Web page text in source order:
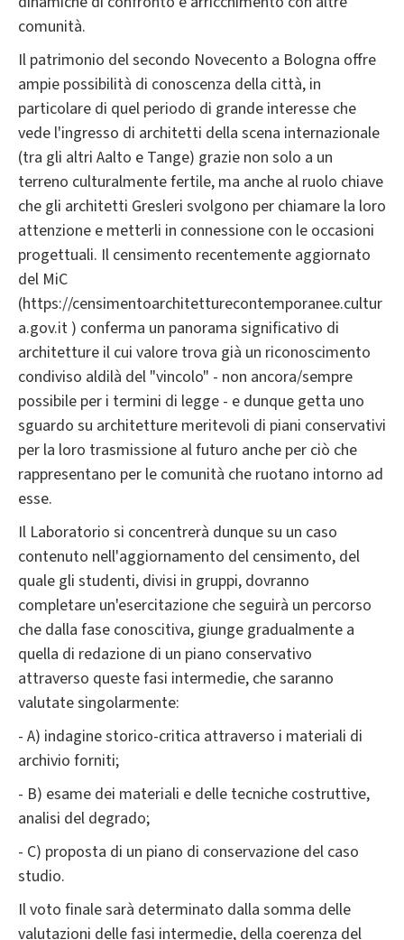
comunità.
Il patrimonio del secondo Novecento a Bologna offre
ampie possibilità di conoscenza della città, in
particolare di quel periodo di grande interesse che
vede l'ingresso di architetti della scena internazionale
(tra gli altri Aalto e Tange) grazie non solo a un
terreno culturalmente fertile, ma anche al ruolo chiave
che gli architetti Gresleri svolgono per chiamare la loro
attenzione e metterli in connessione con le occasioni
progettuali. Il censimento recentemente aggiornato
del MiC
(https://censimentoarchitetturecontemporanee.cultur
a.gov.it ) conferma un panorama significativo di
architetture il cui valore trova già un riconoscimento
condiviso aldilà del "vincolo" - non ancora/sempre
possibile per i termini di legge - e dunque getta uno
sguardo su architetture meritevoli di piani conservativi
per la loro trasmissione al futuro anche per ciò che
rappresentano per le comunità che ruotano intorno ad
esse.
Il Laboratorio si concentrerà dunque su un caso
contenuto nell'aggiornamento del censimento, del
quale gli studenti, divisi in gruppi, dovranno
completare un'esercitazione che seguirà un percorso
che dalla fase conoscitiva, giunge gradualmente a
quella di redazione di un piano conservativo
attraverso queste fasi intermedie, che saranno
valutate singolarmente:
- A) indagine storico-critica attraverso i materiali di
archivio forniti;
- B) esame dei materiali e delle tecniche costruttive,
analisi del degrado;
- C) proposta di un piano di conservazione del caso
studio.
Il voto finale sarà determinato dalla somma delle
valutazioni delle fasi intermedie, della coerenza del